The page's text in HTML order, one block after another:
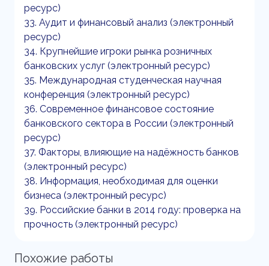
ресурс)
33. Аудит и финансовый анализ (электронный
ресурс)
34. Крупнейшие игроки рынка розничных
банковских услуг (электронный ресурс)
35. Международная студенческая научная
конференция (электронный ресурс)
36. Современное финансовое состояние
банковского сектора в России (электронный
ресурс)
37. Факторы, влияющие на надёжность банков
(электронный ресурс)
38. Информация, необходимая для оценки
бизнеса (электронный ресурс)
39. Российские банки в 2014 году: проверка на
прочность (электронный ресурс)
Похожие работы